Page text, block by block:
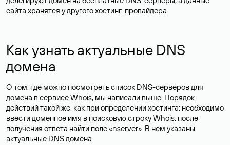
сайта хранятся у другого хостинг-провайдера.
Как узнать актуальные DNS
домена
О том, где можно посмотреть список DNS-серверов для
домена в сервисе Whois, мы написали выше. Порядок
действий такой же, как при определении хостинга: необходимо
ввести доменное имя в поисковую строку Whois, после
получения ответа найти поле «nserver». В нем указаны
актуальные DNS домена.